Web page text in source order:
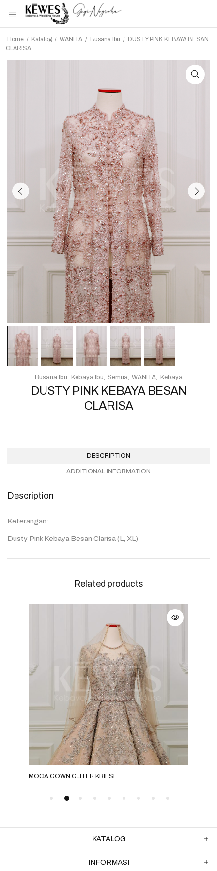
Home / Katalog / WANITA / Busana Ibu / DUSTY PINK KEBAYA BESAN
CLARISA
DUSTY PINK KEBAYA BESAN
CLARISA
Busana Ibu Kebaya Ibu Semua WANITA Kebaya
DESCRIPTION
ADDITIONAL INFORMATION
Description
Keterangan:
Dusty Pink Kebaya Besan Clarisa (L, XL)
Related products
MOCA GOWN GLITER KRIFSI
KATALOG
INFORMASI